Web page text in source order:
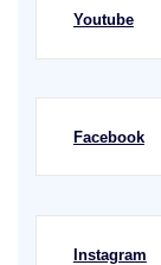
Youtube
Facebook
Instagram